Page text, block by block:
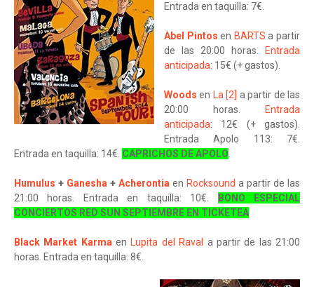
Entrada en taquilla: 7€.
Abel Pintos en BARTS a partir
de las 20:00 horas.
Entrada
anticipada: 15€ (+ gastos).
Woods en La [2] a partir de las
20:00 horas.
Entrada
anticipada: 12€ (+ gastos).
Entrada Apolo 113: 7€.
Entrada en taquilla: 14€. CAPRICHOS DE APOLO.
Humulus + Ganesha + Acherontia en Rocksound a partir de las
21:00 horas. Entrada en taquilla: 10€.
BONO ESPECIAL
CONCIERTOS RED SUN SEPTIEMBRE EN TICKETEA
Black Market Karmaen Lupita del Raval a partir de las 21:00
horas. Entrada en taquilla: 8€.